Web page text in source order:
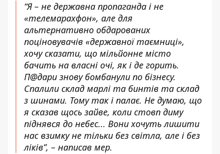
“Я – не державна пропаганда і не
«телемарахфон», але для
альтернативно обдарованих
поціновувачів «державної таємниці»,
хочу сказати, що мільйонне місто
бачить на власні очі, як і де горить.
П@дари знову бомбанули по бізнесу.
Спалили склад марлі та бинтів та склад
з шинами. Тому так і палає. Не думаю, що
я сказав щось зайве, коли стовп диму
піднявся до небес... Вони хочуть лишити
нас взимку не тільки без світла, але і без
ліків”, – написав мер.